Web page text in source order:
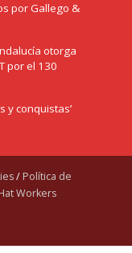
por Gallego &
otorga
por el 130
y conquistas’
/ Política de
Workers